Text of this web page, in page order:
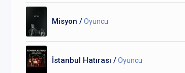
Misyon /Oyuncu
İstanbul Hatırası /Oyuncu